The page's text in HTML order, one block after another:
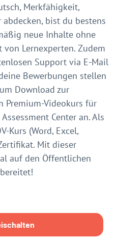
Merkfähigkeit,
bist du bestens
neue Inhalte ohne
Lernexperten. Zudem
Support via E-Mail
Bewerbungen stellen
Download zur
Premium-Videokurs für
Center an. Als
Kurs (Word, Excel,
Mit dieser
auf den Öffentlichen